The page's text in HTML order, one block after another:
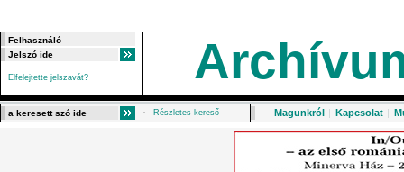
Elfelejtette jelszavát?
Részletes kereső Magunkról | Kapcsolat |